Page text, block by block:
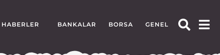
HABERLER BANKALAR BORSA GENEL